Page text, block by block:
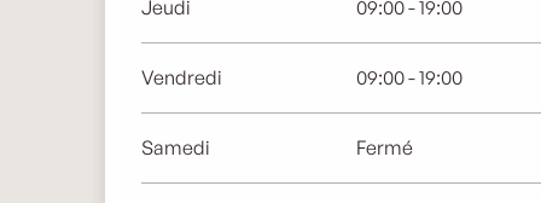
Jeudi 09:00 - 19:00
Vendredi 09:00 - 19:00
Samedi Fermé